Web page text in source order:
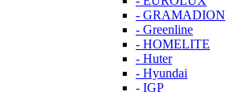
- GRAMADION
- Greenline
- HOMELITE
- Huter
- Hyundai
- IGP